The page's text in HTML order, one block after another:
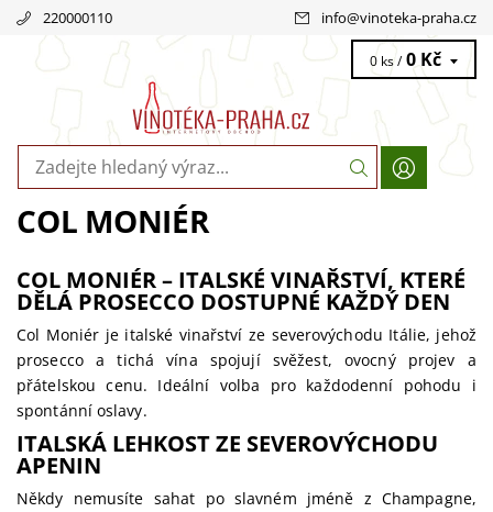
220000110 info@vinoteka-praha.cz
0 ks / 0 Kč
COL MONIÉR
COL MONIÉR – ITALSKÉ VINAŘSTVÍ, KTERÉ
DĚLÁ PROSECCO DOSTUPNÉ KAŽDÝ DEN
Col Moniér je italské vinařství ze severovýchodu Itálie, jehož
prosecco a tichá vína spojují svěžest, ovocný projev a
přátelskou cenu. Ideální volba pro každodenní pohodu i
spontánní oslavy.
ITALSKÁ LEHKOST ZE SEVEROVÝCHODU
APENIN
Někdy nemusíte sahat po slavném jméně z Champagne,